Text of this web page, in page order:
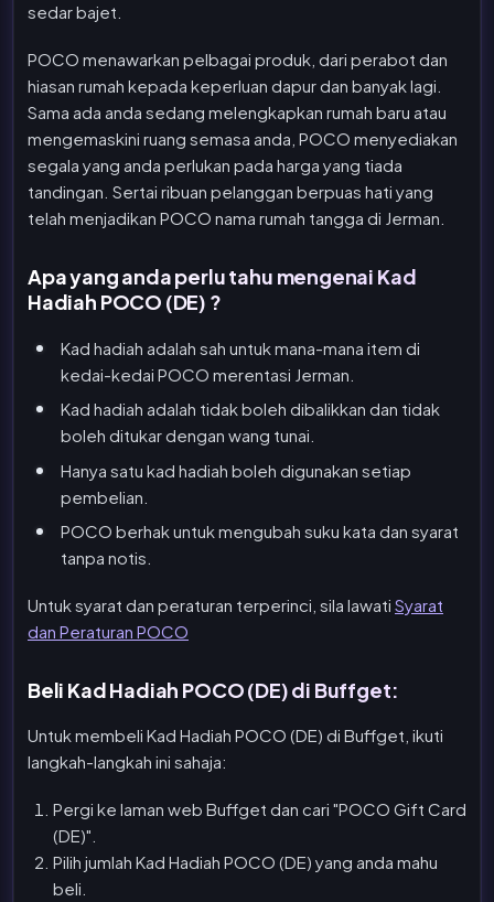
sedar bajet.
POCO menawarkan pelbagai produk, dari perabot dan
hiasan rumah kepada keperluan dapur dan banyak lagi.
Sama ada anda sedang melengkapkan rumah baru atau
mengemaskini ruang semasa anda, POCO menyediakan
segala yang anda perlukan pada harga yang tiada
tandingan. Sertai ribuan pelanggan berpuas hati yang
telah menjadikan POCO nama rumah tangga di Jerman.
Apa yang anda perlu tahu mengenai Kad
Hadiah POCO (DE) ?
Kad hadiah adalah sah untuk mana-mana item di
kedai-kedai POCO merentasi Jerman.
Kad hadiah adalah tidak boleh dibalikkan dan tidak
boleh ditukar dengan wang tunai.
Hanya satu kad hadiah boleh digunakan setiap
pembelian.
POCO berhak untuk mengubah suku kata dan syarat
tanpa notis.
Untuk syarat dan peraturan terperinci, sila lawati Syarat
dan Peraturan POCO
Beli Kad Hadiah POCO (DE) di Buffget:
Untuk membeli Kad Hadiah POCO (DE) di Buffget, ikuti
langkah-langkah ini sahaja:
Pergi ke laman web Buffget dan cari "POCO Gift Card
(DE)".
Pilih jumlah Kad Hadiah POCO (DE) yang anda mahu
beli.